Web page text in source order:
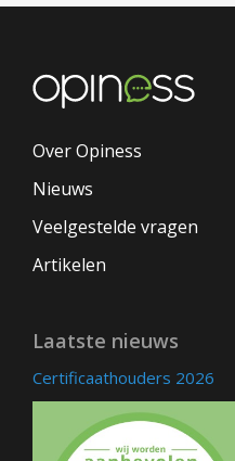
Over Opiness
Nieuws
Veelgestelde vragen
Artikelen
Laatste nieuws
Certificaathouders 2026